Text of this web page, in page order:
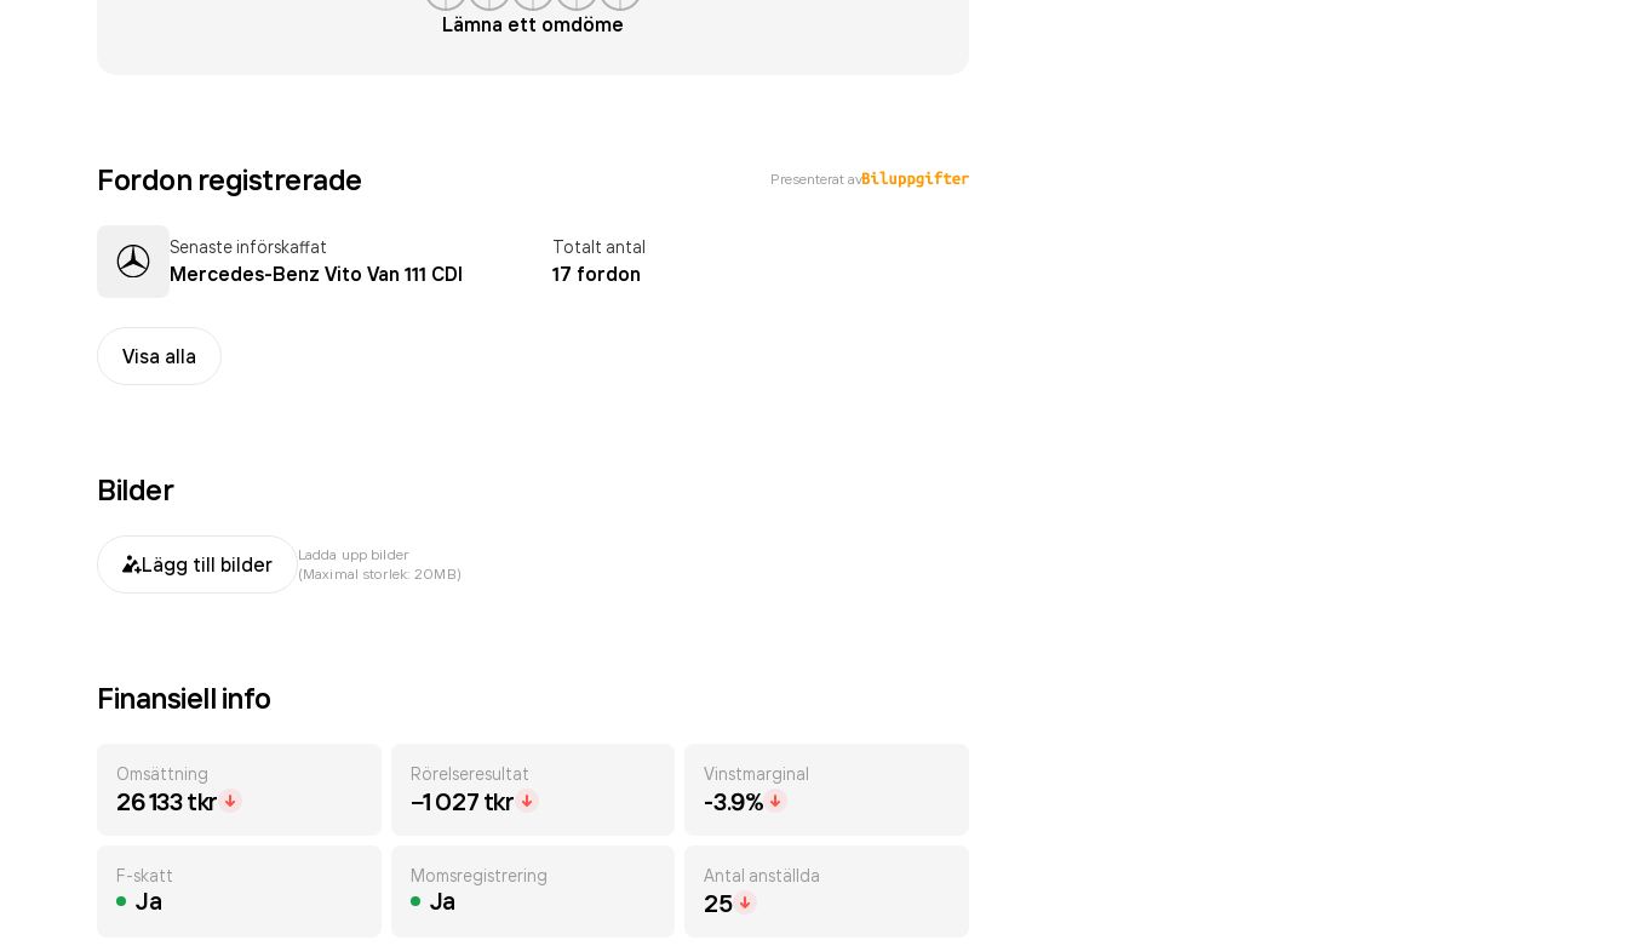
Lämna ett omdöme
Fordon registrerade Presenterat av
Senaste införskaffat
Mercedes-Benz Vito Van 111 CDI
Totalt antal
17 fordon
Visa alla
Bilder
Lägg till bilder
Ladda upp bilder
(Maximal storlek: 20MB)
Finansiell info
Omsättning
26 133 tkr
Rörelseresultat
−1 027 tkr
Vinstmarginal
-3.9%
F-skatt
Ja
Momsregistrering
Ja
Antal anställda
25